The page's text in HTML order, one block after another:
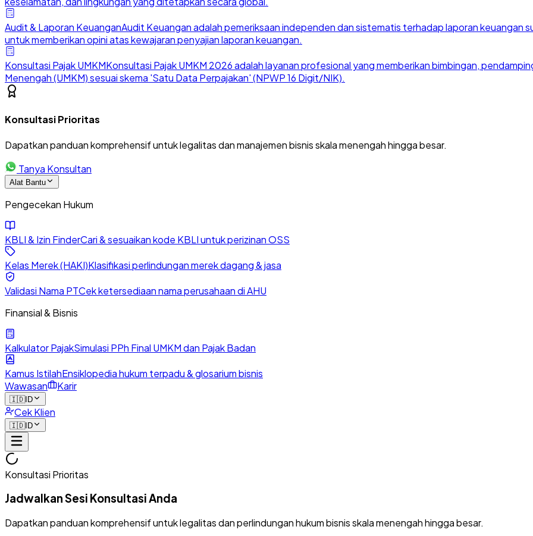
Audit & Laporan KeuanganAudit Keuangan adalah pemeriksaan independen dan sistematis terhadap laporan keuangan
untuk memberikan opini atas kewajaran penyajian laporan keuangan.
Konsultasi Pajak UMKMKonsultasi Pajak UMKM 2026 adalah layanan profesional yang memberikan bimbingan,
Menengah (UMKM) sesuai skema 'Satu Data Perpajakan' (NPWP 16 Digit/NIK).
Konsultasi Prioritas
Dapatkan panduan komprehensif untuk legalitas dan manajemen bisnis skala menengah hingga besar.
Tanya Konsultan
Alat Bantu
Pengecekan Hukum
KBLI & Izin FinderCari & sesuaikan kode KBLI untuk perizinan OSS
Kelas Merek (HAKI)Klasifikasi perlindungan merek dagang & jasa
Validasi Nama PTCek ketersediaan nama perusahaan di AHU
Finansial & Bisnis
Kalkulator PajakSimulasi PPh Final UMKM dan Pajak Badan
Kamus IstilahEnsiklopedia hukum terpadu & glosarium bisnis
Wawasan
Karir
🇮🇩ID
Cek Klien
🇮🇩ID
Konsultasi Prioritas
Jadwalkan Sesi Konsultasi Anda
Dapatkan panduan komprehensif untuk legalitas dan perlindungan hukum bisnis skala menengah hingga besar.